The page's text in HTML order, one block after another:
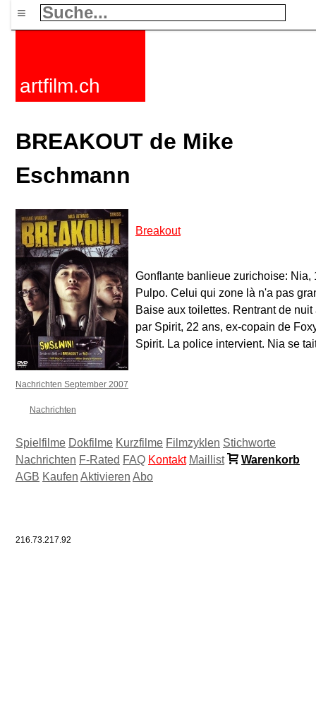
≡
artfilm.ch
BREAKOUT de Mike
Eschmann
Breakout
Gonflante banlieue zurichoise:
Pulpo. Celui qui zone là n'a pas
Baise aux toilettes. Rentrant de
par Spirit, 22 ans, ex-copain de
Spirit. La police intervient. Nia se
Nachrichten September 2007
Nachrichten
Spielfilme Dokfilme Kurzfilme Filmzyklen Stichworte
Nachrichten F-Rated FAQ Kontakt Maillist
Warenkorb
AGB Kaufen Aktivieren Abo
216.73.217.92